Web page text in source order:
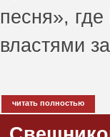
песня»,
властями
читать полностью